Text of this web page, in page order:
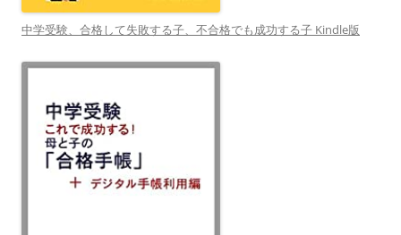
中学受験、合格して失敗する子、不合格でも成功する子 Kindle版